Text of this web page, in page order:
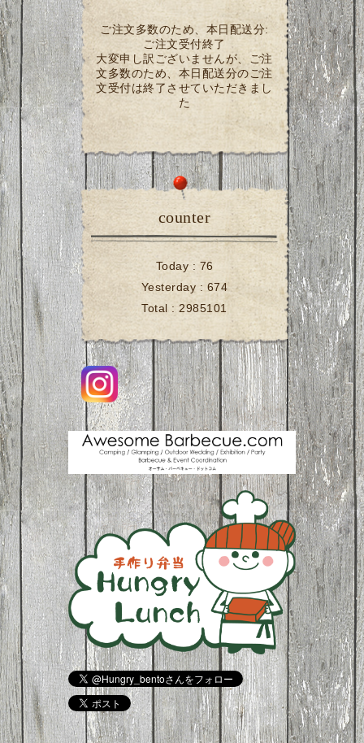
ご注文多数のため、本日配送分:
ご注文受付終了
大変申し訳ございませんが、ご注
文多数のため、本日配送分のご注
文受付は終了させていただきまし
た
counter
Today : 76
Yesterday : 674
Total :2985101